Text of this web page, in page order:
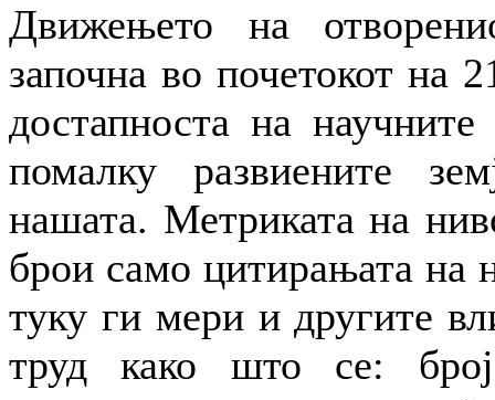
Движењето на
започна во почетокот на
достапноста на
помалку развиените
нашата. Метриката на
брои само цитирањата на
туку ги мери и другите
труд како што се: